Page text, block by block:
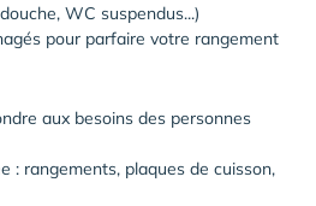
WC suspendus...)
pour parfaire votre rangement
aux besoins des personnes
: rangements, plaques de cuisson,